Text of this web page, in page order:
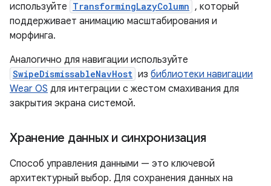
используйте TransformingLazyColumn , который
поддерживает анимацию масштабирования и
морфинга.
Аналогично для навигации используйте
SwipeDismissableNavHost из библиотеки навигации
Wear OS для интеграции с жестом смахивания для
закрытия экрана системой.
Хранение данных и синхронизация
Способ управления данными — это ключевой
архитектурный выбор. Для сохранения данных на